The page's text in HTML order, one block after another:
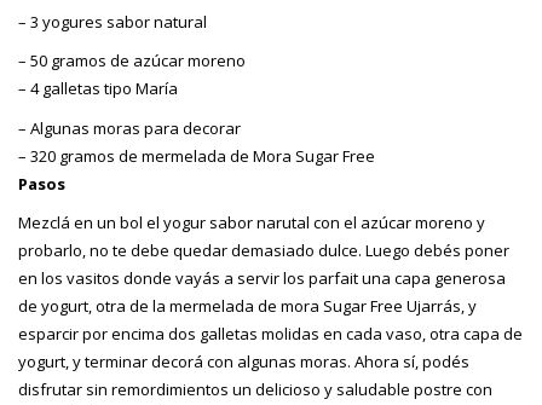
– 3 yogures sabor natural
– 50 gramos de azúcar moreno
– 4 galletas tipo María
– Algunas moras para decorar
– 320 gramos de mermelada de Mora Sugar Free
Pasos
Mezclá en un bol el yogur sabor narutal con el azúcar moreno y
probarlo, no te debe quedar demasiado dulce. Luego debés poner
en los vasitos donde vayás a servir los parfait una capa generosa
de yogurt, otra de la mermelada de mora Sugar Free Ujarrás, y
esparcir por encima dos galletas molidas en cada vaso, otra capa de
yogurt, y terminar decorá con algunas moras. Ahora sí, podés
disfrutar sin remordimientos un delicioso y saludable postre con